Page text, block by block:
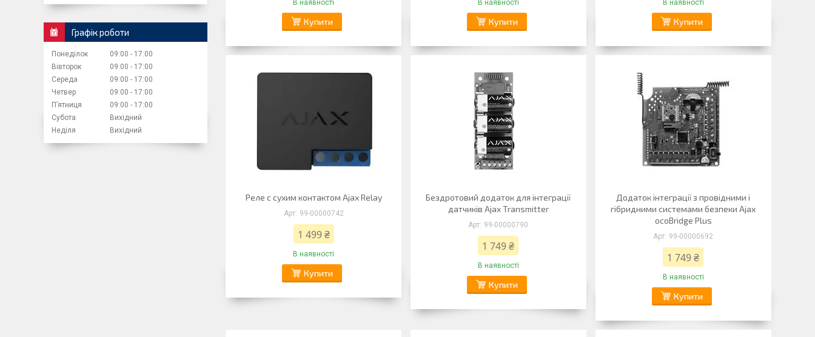
В наявності
Купити
В наявності
Купити
В наявності
Купити
Реле с сухим контактом Ajax Relay
99-00000742
1 499 ₴
В наявності
Купити
Бездротовий додаток для інтеграції
датчиків Ajax Transmitter
99-00000790
1 749 ₴
В наявності
Купити
Додаток інтеграції з провідними і
гібридними системами безпеки Ajax
ocoBridge Plus
99-00000692
1 749 ₴
В наявності
Купити
Графік роботи
Понеділок 09:00
17:00
Вівторок
09:00
17:00
Середа
09:00
17:00
Четвер
09:00
17:00
Пʼятниця
09:00
17:00
Субота
Вихідний
Неділя
Вихідний